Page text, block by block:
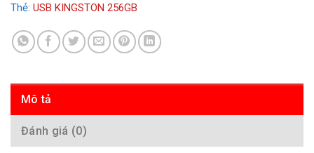
Thẻ: USB KINGSTON 256GB
Mô tả
Đánh giá (0)